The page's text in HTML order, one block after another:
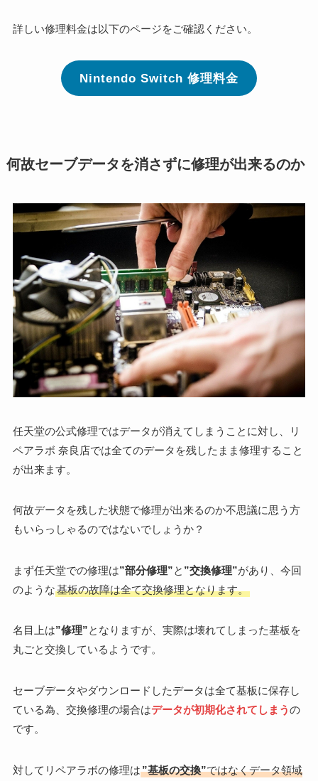
詳しい修理料金は以下のページをご確認ください。
Nintendo Switch 修理料金
何故セーブデータを消さずに修理が出来るのか
任天堂の公式修理ではデータが消えてしまうことに対し、リ
ペアラボ 奈良店では全てのデータを残したまま修理すること
が出来ます。
何故データを残した状態で修理が出来るのか不思議に思う方
もいらっしゃるのではないでしょうか？
まず任天堂での修理は”部分修理”と ”交換修理”があり、今回
のような基板の故障は全て交換修理となります。
名目上は”修理”となりますが、実際は壊れてしまった基板を
丸ごと交換しているようです。
セーブデータやダウンロードしたデータは全て基板に保存し
ている為、交換修理の場合はデータが初期化されてしまうの
です。
対してリペアラボの修理は”基板の交換”ではなくデータ領域